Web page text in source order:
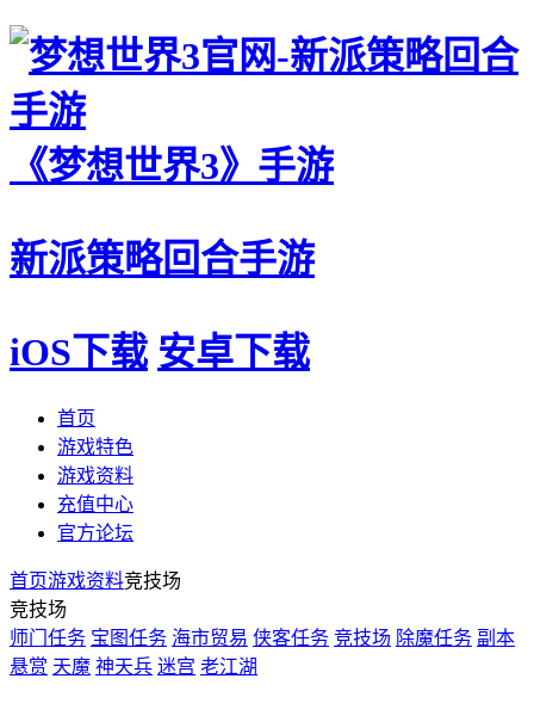
《梦想世界3》手游
新派策略回合手游
iOS下载 安卓下载
首页
游戏特色
游戏资料
充值中心
官方论坛
首页游戏资料竞技场
竞技场
师门任务 宝图任务 海市贸易 侠客任务 竞技场 除魔任务 副本
悬赏 天魔 神天兵 迷宫 老江湖